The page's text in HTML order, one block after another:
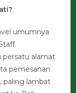
umumnya
alamat
pemesanan
paling lambat